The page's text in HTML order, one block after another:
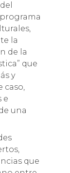
la
de la
que
y
caso,
e
una
que